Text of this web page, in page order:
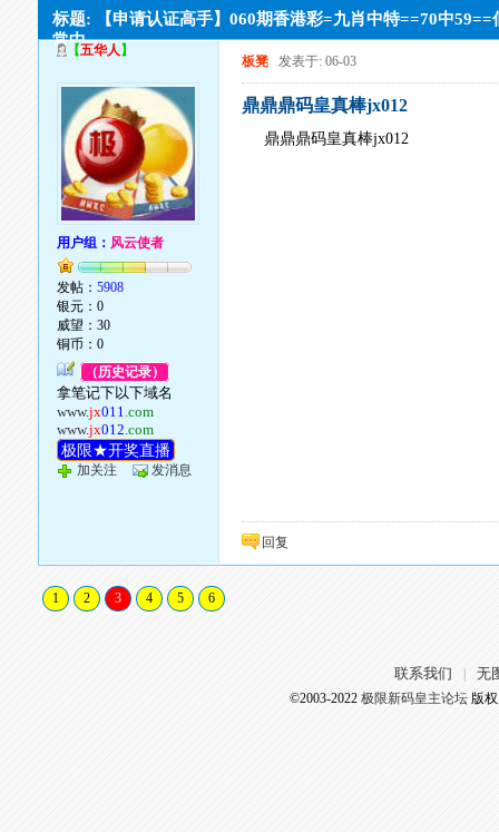
标题: 【申请认证高手】060期香港彩=九肖中特==70中59==
常中
【五华人 】
用户组： 风云使者
发帖：5908
银元：0
威望：30
铜币：0
（历史记录）
拿笔记下以下域名
www.jx011.com
www.jx012.com
极限★开奖直播
加关注 发消息
板凳 发表于: 06-03
鼎鼎鼎码皇真棒jx012
鼎鼎鼎码皇真棒jx012
回复
1 2 3 4 5 6
联系我们 无
©2003-2022 极限新码皇主论坛版权